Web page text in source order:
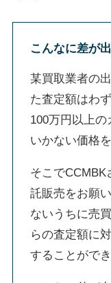
こんなに差が
某買取業者の
た査定額はわ
100万円以上
いかない価格
そこでCCMBK
託販売をお願
ないうちに売
らの査定額に
することができ